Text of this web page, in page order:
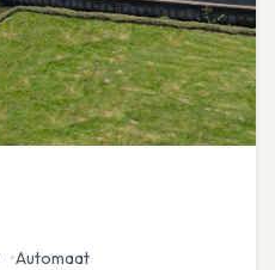
•Automaat